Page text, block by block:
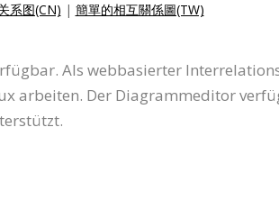
系图(CN) | 簡單的相互關係圖(TW)
Als webbasierter
arbeiten. Der Diagrammeditor